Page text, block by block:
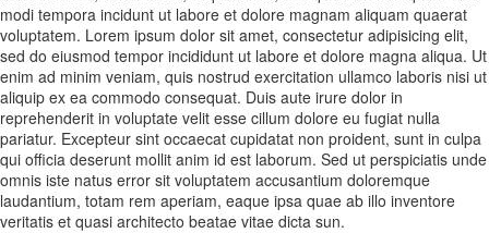
modi tempora incidunt ut labore et dolore magnam aliquam quaerat
voluptatem. Lorem ipsum dolor sit amet, consectetur adipisicing elit,
sed do eiusmod tempor incididunt ut labore et dolore magna aliqua. Ut
enim ad minim veniam, quis nostrud exercitation ullamco laboris nisi ut
aliquip ex ea commodo consequat. Duis aute irure dolor in
reprehenderit in voluptate velit esse cillum dolore eu fugiat nulla
pariatur. Excepteur sint occaecat cupidatat non proident, sunt in culpa
qui officia deserunt mollit anim id est laborum. Sed ut perspiciatis unde
omnis iste natus error sit voluptatem accusantium doloremque
laudantium, totam rem aperiam, eaque ipsa quae ab illo inventore
veritatis et quasi architecto beatae vitae dicta sun.